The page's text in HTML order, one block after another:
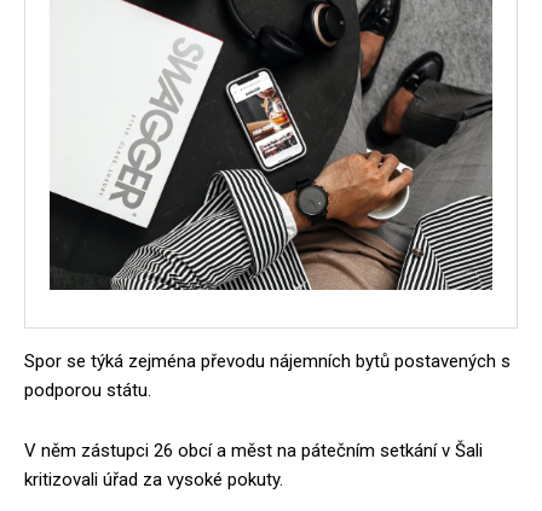
Spor se týká zejména převodu nájemních bytů postavených s
podporou státu.
V něm zástupci 26 obcí a měst na pátečním setkání v Šali
kritizovali úřad za vysoké pokuty.